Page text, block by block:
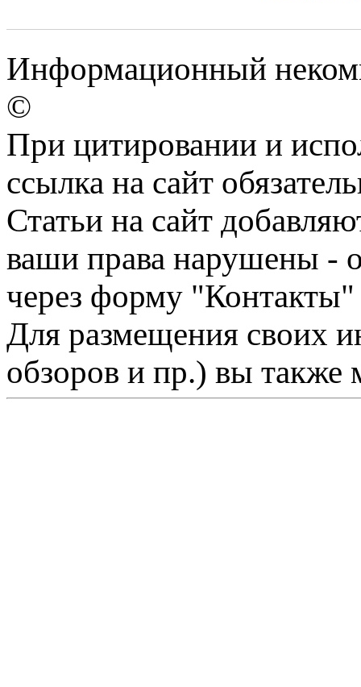
Информационный
©
При цитировании и
ссылка на сайт
Статьи на сайт
ваши права нарушены -
через форму "Контакты"
Для размещения своих
обзоров и пр.) вы также